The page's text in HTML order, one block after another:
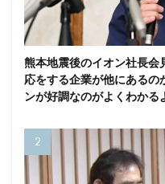
熊本地震後のイオン社長会
応をする企業が他にあるの
ンが好調なのがよくわかる